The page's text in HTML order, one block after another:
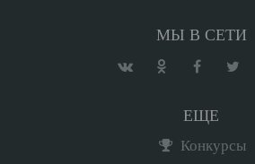
МЫ В СЕТИ
ЕЩЕ
Конкурсы